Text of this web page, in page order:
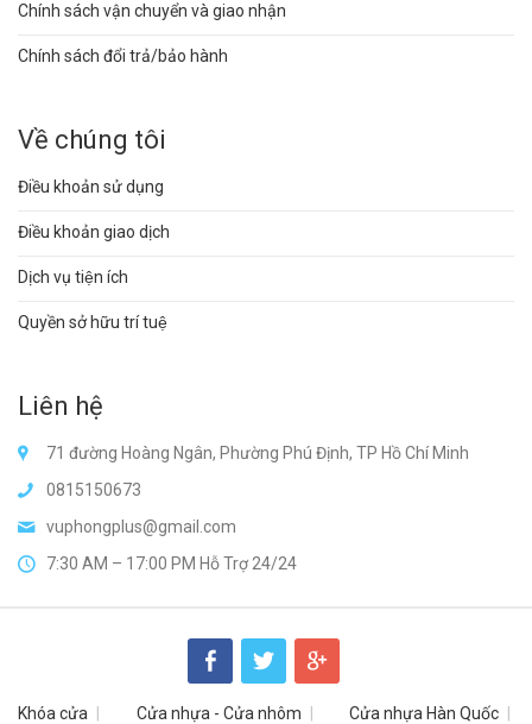
Chính sách vận chuyển và giao nhận
Chính sách đổi trả/bảo hành
Về chúng tôi
Điều khoản sử dụng
Điều khoản giao dịch
Dịch vụ tiện ích
Quyền sở hữu trí tuệ
Liên hệ
71 đường Hoàng Ngân, Phường Phú Định, TP Hồ Chí Minh
0815150673
vuphongplus@gmail.com
7:30 AM – 17:00 PM Hỗ Trợ 24/24
Khóa cửa Cửa nhựa - Cửa nhôm Cửa nhựa Hàn Quốc